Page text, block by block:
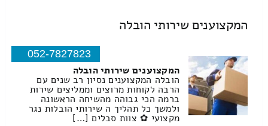
המקצוענים שירותי הובלה
052-7827823
המקצוענים שירותי הובלה
הובלה המקצוענים נסיון רב שנים עם
הרבה לקוחות מרוצים וממליצים שירות
ברמה הכי גבוהה מהשיחה הראשונה
ולמשך כל תהליך ה שירותי הובלות נגר
מקצועי ✿ צוות סבלים […]